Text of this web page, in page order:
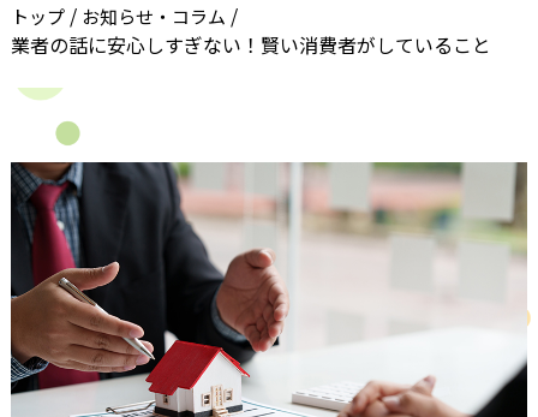
トップ/ お知らせ・コラム /
業者の話に安心しすぎない！賢い消費者がしていること